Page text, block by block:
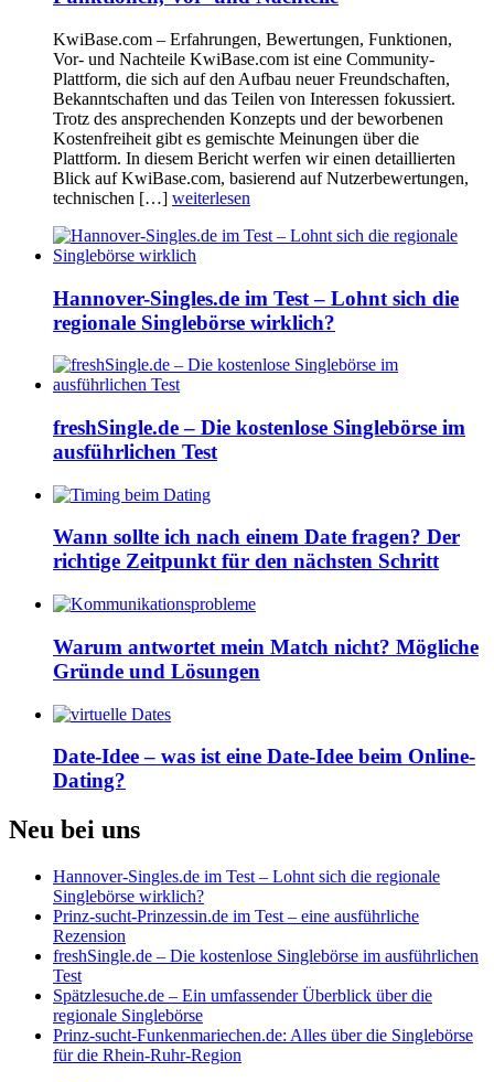
KwiBase.com – Erfahrungen, Bewertungen, Funktionen,
Vor- und Nachteile KwiBase.com ist eine Community-
Plattform, die sich auf den Aufbau neuer Freundschaften,
Bekanntschaften und das Teilen von Interessen fokussiert.
Trotz des ansprechenden Konzepts und der beworbenen
Kostenfreiheit gibt es gemischte Meinungen über die
Plattform. In diesem Bericht werfen wir einen detaillierten
Blick auf KwiBase.com, basierend auf Nutzerbewertungen,
technischen […] weiterlesen
Hannover-Singles.de im Test – Lohnt sich die
regionale Singlebörse wirklich?
freshSingle.de – Die kostenlose Singlebörse im
ausführlichen Test
Wann sollte ich nach einem Date fragen? Der
richtige Zeitpunkt für den nächsten Schritt
Warum antwortet mein Match nicht? Mögliche
Gründe und Lösungen
Date-Idee – was ist eine Date-Idee beim Online-
Dating?
Neu bei uns
Hannover-Singles.de im Test – Lohnt sich die regionale
Singlebörse wirklich?
Prinz-sucht-Prinzessin.de im Test – eine ausführliche
Rezension
freshSingle.de – Die kostenlose Singlebörse im ausführlichen
Test
Spätzlesuche.de – Ein umfassender Überblick über die
regionale Singlebörse
Prinz-sucht-Funkenmariechen.de: Alles über die Singlebörse
für die Rhein-Ruhr-Region